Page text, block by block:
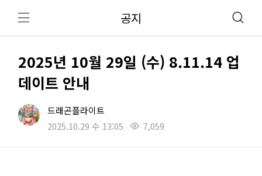
공지
2025년 10월 29일 (수) 8.11.14 업
데이트 안내
드래곤플라이트
2025.10.29 수 13:05
7,059